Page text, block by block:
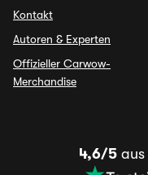
Kontakt
Autoren & Experten
Offizieller Carwow-
Merchandise
4,6/5 aus